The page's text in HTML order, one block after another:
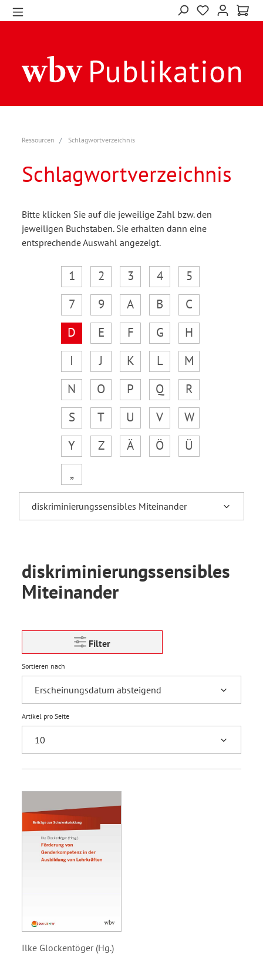
Ressourcen Schlagwortverzeichnis
Schlagwortverzeichnis
Bitte klicken Sie auf die jeweilige Zahl bzw. den
jeweiligen Buchstaben. Sie erhalten dann eine
entsprechende Auswahl angezeigt.
1 2 3 4
5
7
9 A B
C
D
E F G
H
I
J K L
M
N
O P Q
R
S
T U V
W
Y
Z Ä Ö
Ü
„
diskriminierungssensibles
Miteinander
Filter
Sortieren nach
Artikel pro Seite
Ilke Glockentöger (Hg.)